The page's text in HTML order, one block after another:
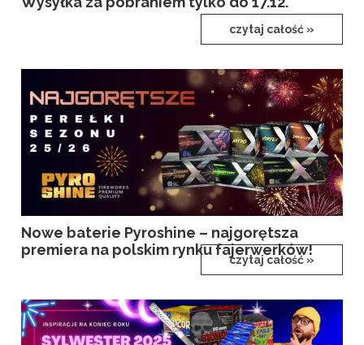
czytaj całość »
Nowe baterie Pyroshine – najgorętsza
premiera na polskim rynku fajerwerków!
czytaj całość »